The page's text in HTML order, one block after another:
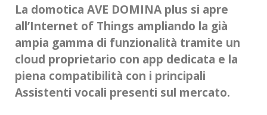
La domotica AVE DOMINA plus si apre
all’Internet of Things ampliando la già
ampia gamma di funzionalità tramite un
cloud proprietario con app dedicata e la
piena compatibilità con i principali
Assistenti vocali presenti sul mercato.